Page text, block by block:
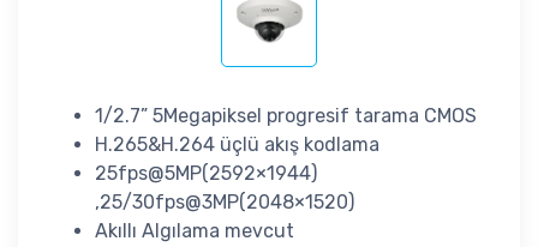
1/2.7” 5Megapiksel progresif tarama CMOS
H.265&H.264 üçlü akış kodlama
25fps@5MP(2592×1944)
,25/30fps@3MP(2048×1520)
Akıllı Algılama mevcut